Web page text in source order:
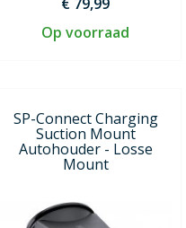
Op voorraad
SP-Connect Charging
Suction Mount
Autohouder - Losse
Mount